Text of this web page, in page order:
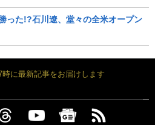
った!?石川遼、堂々の全米オープン
に最新記事をお届けします